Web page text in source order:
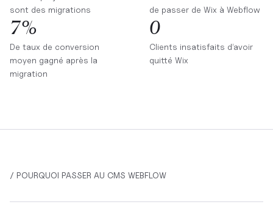
sont des migrations
de passer de Wix à Webflow
7%
De taux de conversion
moyen gagné après la
migration
0
Clients insatisfaits d’avoir
quitté Wix
/ POURQUOI PASSER AU CMS WEBFLOW